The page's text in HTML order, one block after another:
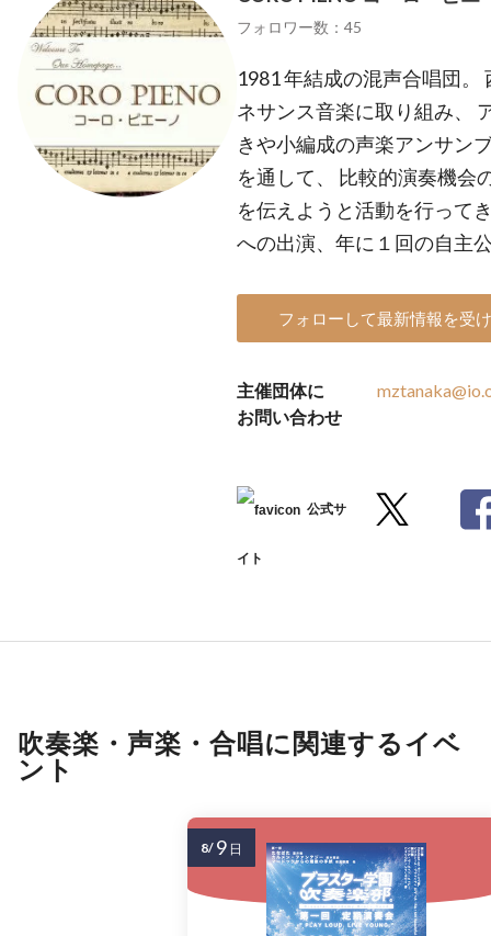
フォロワー数：45
1981 年結成の混声合唱団
ネサンス音楽に取り組み、
きや小編成の声楽アンサン
を通して、 比較的演奏機会
を伝えようと活動を行って
への出演、年に１回の自主
フォローして最新情報を受
主催団体に
お問い合わせ
公式サ
イト
吹奏楽・声楽・合唱に関連するイベ
ント
8/ 9 日